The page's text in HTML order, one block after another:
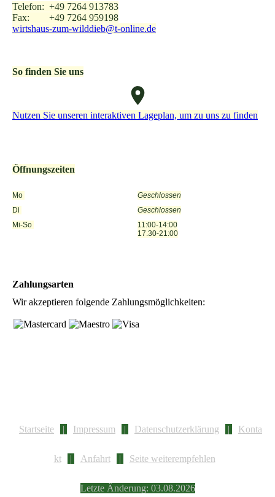
Telefon: +49 7264 913783
Fax: +49 7264 959198
wirtshaus-zum-wilddieb@t-online.de
So finden Sie uns
Nutzen Sie unseren interaktiven La­ge­plan, um zu uns zu finden
Öffnungszeiten
Mo
Geschlossen
Di
Geschlossen
Mi-So
11:00-14:00
17.30-21:00
Zahlungsarten
Wir akzeptieren folgende Zahlungsmöglichkeiten:
Startseite | Impressum | Datenschutzerklärung | Konta
kt | Anfahrt | Seite weiterempfehlen
Letzte Änderung: 03.08.2026